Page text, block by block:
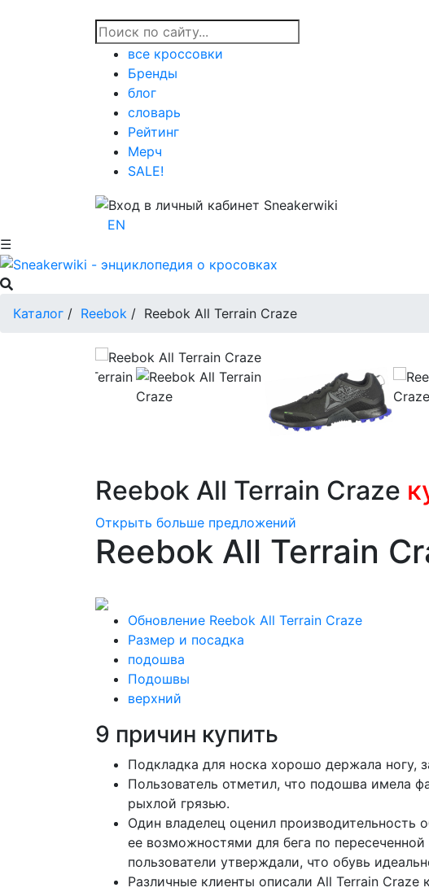
все кроссовки
Бренды
блог
словарь
Рейтинг
Мерч
SALE!
EN
☰
Каталог / Reebok / Reebok All Terrain Craze
Reebok All Terrain Craze
Открыть больше предложений
Reebok All Terrain
Обновление Reebok All Terrain Craze
Размер и посадка
подошва
Подошвы
верхний
9 причин купить
Подкладка для носка хорошо держала ногу,
Пользователь отметил, что подошва имела
рыхлой грязью.
Один владелец оценил производительность
ее возможностями для бега по
пользователи утверждали, что обувь
Различные клиенты описали All Terrain Craze